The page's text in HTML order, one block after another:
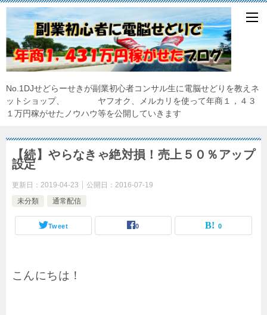
No.1DJせどらーせきが副業初心者コンサル生に電脳せどりを教えネ
ットショップ、 ヤフオク、メルカリを使って年商１，４３
１万円稼がせたノウハウ等を公開していきます
【続】やらなきゃ絶対損！売上５０％アップ
設定
更新日： 2019-04-23 公開日： 2016-07-19
未分類
通常配信
Tweet 0 0
こんにちは！